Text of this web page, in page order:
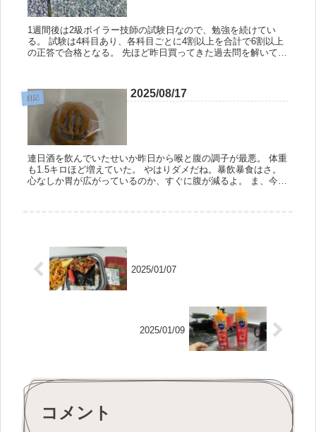
1週間後は2級ボイラー技師の試験日なので、勉強を続けてい
る。 試験は4科目あり、各科目ごとに4割以上を合計で6割以上
の正答で合格となる。 先ほど昨日買ってきた過去問を解いてい
日記 2025/08/17
連日酒を飲んでいたせいか昨日から喉と腹の調子が最悪。 体重
も1.5キロほど増えていた。 やはりダメだね。暴飲暴食はさ。
心なしか胃が広がっているのか、すぐに腹が減るよ。 ま、今日
2025/01/07
2025/01/09
コメント